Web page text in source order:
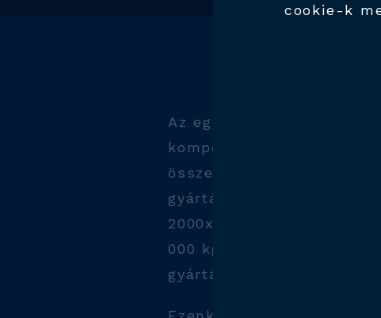
cookie-k
Az egyik legfontosabb
kompetenciánk a raklapok,
összecsukható ládák és
gyártására alkalmas –
2000x2200 mm méretű,
000 kg tömegű –
gyártása.